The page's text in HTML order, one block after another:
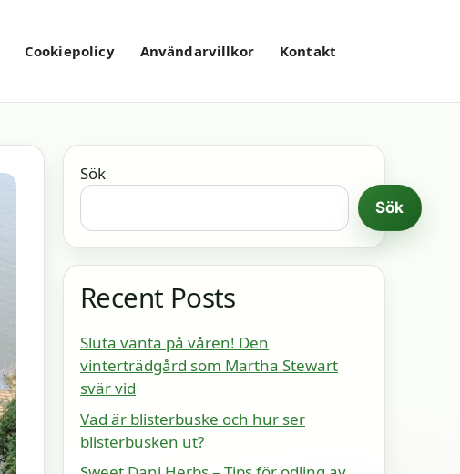
Cookiepolicy Användarvillkor Kontakt
Sök
Sök
Recent Posts
Sluta vänta på våren! Den
vinterträdgård som Martha Stewart
svär vid
Vad är blisterbuske och hur ser
blisterbusken ut?